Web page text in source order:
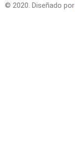
© 2020. Diseñado por